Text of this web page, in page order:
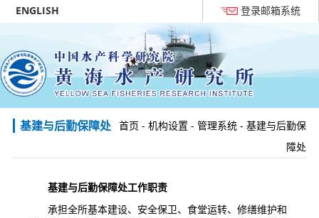
ENGLISH 登录邮箱系统
基建与后勤保障处 首页 -机构设置 -管理系统 -基建与后勤保
障处
基建与后勤保障处工作职责
承担全所基本建设、安全保卫、食堂运转、修缮维护和